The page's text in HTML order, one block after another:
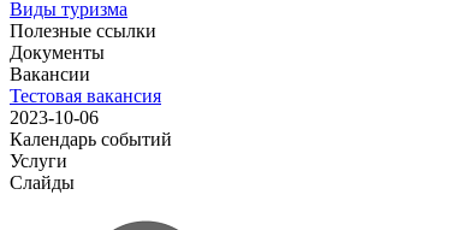
Виды туризма
Полезные ссылки
Документы
Вакансии
Тестовая вакансия
2023-10-06
Календарь событий
Услуги
Слайды